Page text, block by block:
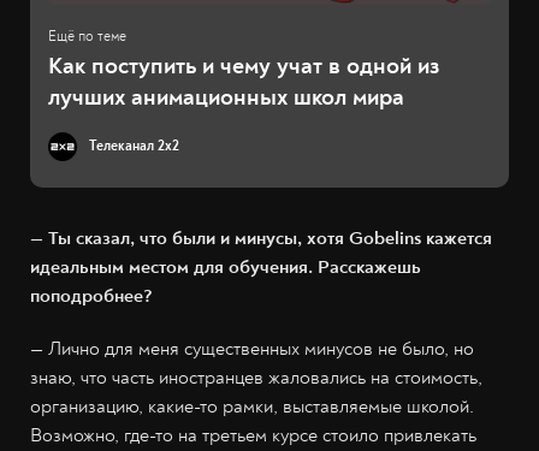
Как поступить и чему учат в одной из
лучших анимационных школ мира
Телеканал 2x2
— Ты сказал, что были и минусы, хотя Gobelins кажется
идеальным местом для обучения. Расскажешь
поподробнее?
— Лично для меня существенных минусов не было, но
знаю, что часть иностранцев жаловались на стоимость,
организацию, какие-то рамки, выставляемые школой.
Возможно, где-то на третьем курсе стоило привлекать